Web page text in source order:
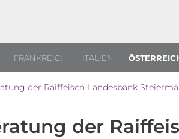
FRANKREICH ITALIEN
der Raiffeisen-Landesbank
der